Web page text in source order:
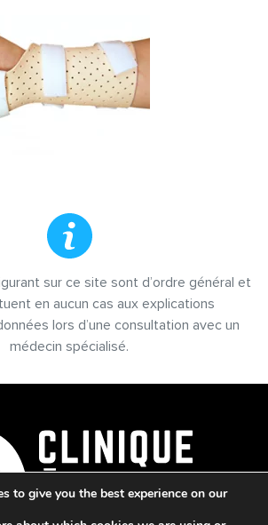
sur ce site sont d’ordre général et
en aucun cas aux explications
lors d’une consultation avec un
médecin spécialisé.
to give you the best experience on our